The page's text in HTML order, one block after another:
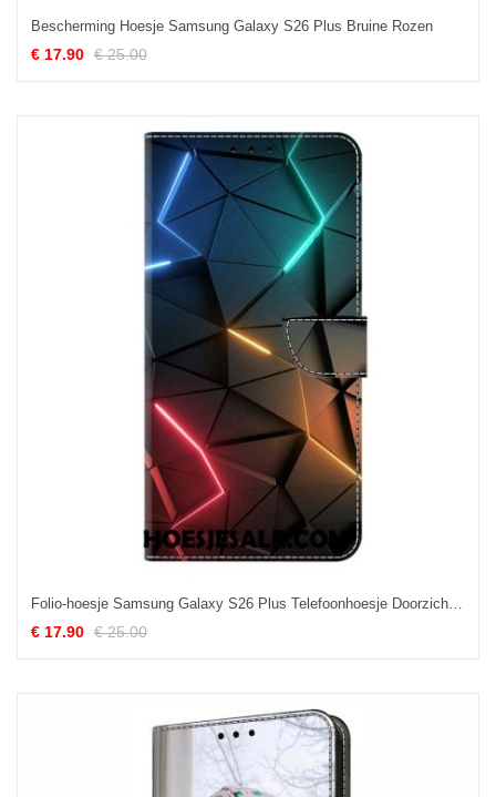
Bescherming Hoesje Samsung Galaxy S26 Plus Bruine Rozen
€ 17.90 € 25.00
Folio-hoesje Samsung Galaxy S26 Plus Telefoonhoesje Doorzichtige Scheuren
€ 17.90 € 25.00